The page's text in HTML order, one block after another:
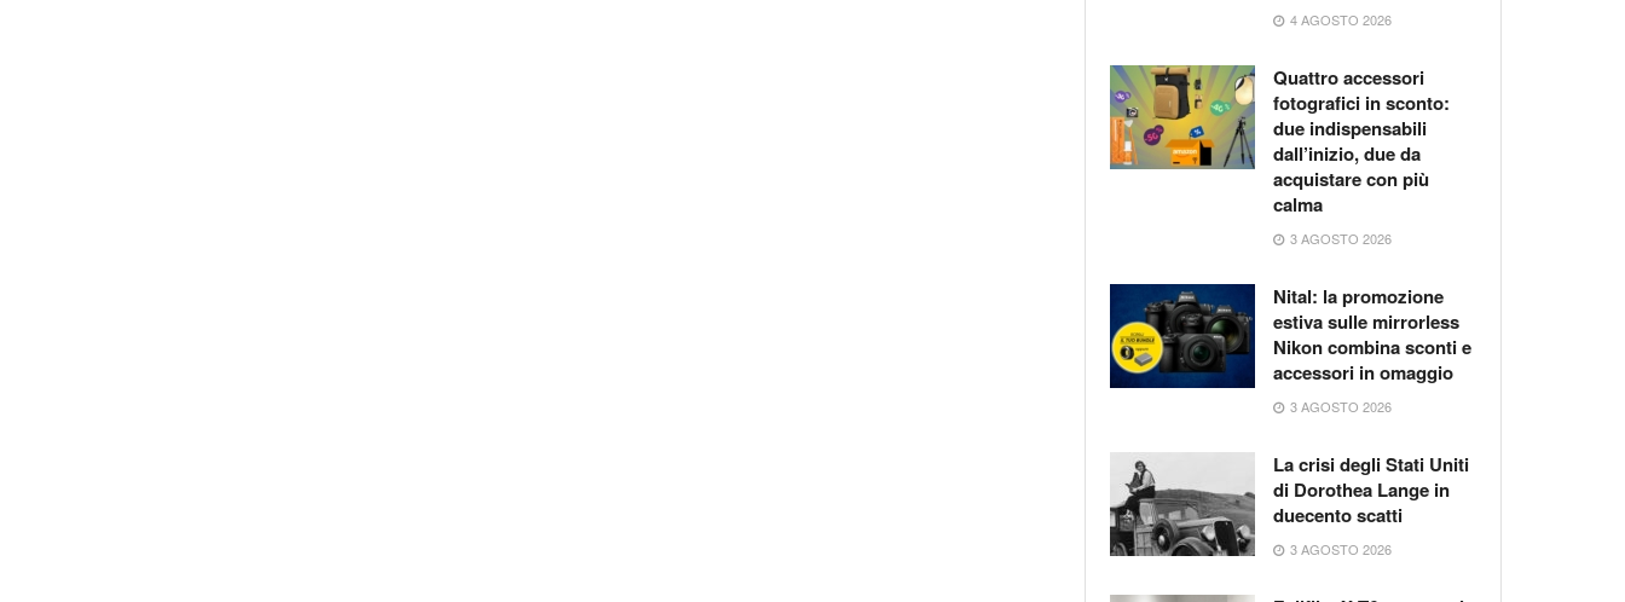
4 AGOSTO 2026
Quattro accessori
fotografici in sconto:
due indispensabili
dall’inizio, due da
acquistare con più
calma
3 AGOSTO 2026
Nital: la promozione
estiva sulle mirrorless
Nikon combina sconti e
accessori in omaggio
3 AGOSTO 2026
La crisi degli Stati Uniti
di Dorothea Lange in
duecento scatti
3 AGOSTO 2026